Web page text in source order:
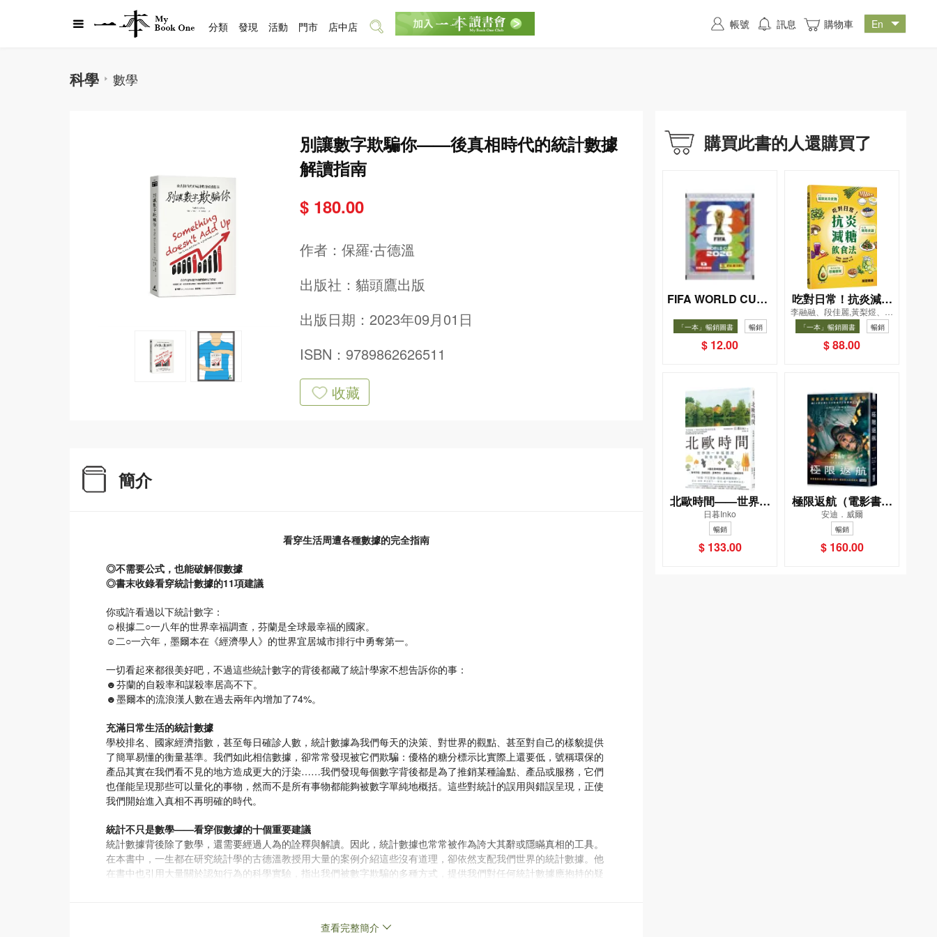
科學 數學
別讓數字欺騙你——後真相時代的統計數據
解讀指南
$ 180.00
作者： 保羅‧古德溫
出版社： 貓頭鷹出版
出版日期：2023年09月01日
ISBN：9789862626511
收藏
簡介
看穿生活周遭各種數據的完全指南
◎不需要公式，也能破解假數據
◎書末收錄看穿統計數據的11項建議
你或許看過以下統計數字：
☺根據二○一八年的世界幸福調查，芬蘭是全球最幸福的國家。
☺二○一六年，墨爾本在《經濟學人》的世界宜居城市排行中勇奪第一。
一切看起來都很美好吧，不過這些統計數字的背後都藏了統計學家不想告訴你的事：
☻芬蘭的自殺率和謀殺率居高不下。
☻墨爾本的流浪漢人數在過去兩年內增加了74%。
充滿日常生活的統計數據
學校排名、國家經濟指數，甚至每日確診人數，統計數據為我們每天的決策、對世界的觀點、甚至對自己的樣貌提供
了簡單易懂的衡量基準。我們如此相信數據，卻常常發現被它們欺騙：優格的糖分標示比實際上還要低，號稱環保的
產品其實在我們看不見的地方造成更大的汙染……我們發現每個數字背後都是為了推銷某種論點、產品或服務，它們
也僅能呈現那些可以量化的事物，然而不是所有事物都能夠被數字單純地概括。這些對統計的誤用與錯誤呈現，正使
我們開始進入真相不再明確的時代。
統計不只是數學——看穿假數據的十個重要建議
統計數據背後除了數學，還需要經過人為的詮釋與解讀。因此，統計數據也常常被作為誇大其辭或隱瞞真相的工具。
在本書中，一生都在研究統計學的古德溫教授用大量的案例介紹這些沒有道理，卻依然支配我們世界的統計數據。他
在書中也引用大量關於認知行為的科學實驗，指出我們被數字欺騙的多種方式，提供我們對任何統計數據應抱持的疑
中有那些數據被捨棄了？要得到統計資料，背後的調查是怎麼進行的？對整體有代表性嗎？取樣的範圍會不會太小？
查看完整簡介
購買此書的人還購買了
FIFA WORLD CUP 2
貼紙包）
「一本」暢銷圖書 暢銷
$ 12.00
吃對日常！抗炎減糖
飲食法
李融融、段佳麗,黃梨煜、顧
凱辰
「一本」暢銷圖書 暢銷
$ 88.00
北歐時間——世界第
一幸福國度教會我的
事
日暮Inko
暢銷
$ 133.00
極限返航（電影書衣
典藏版）（獨家收錄
作者訪談）
安迪．威爾
暢銷
$ 160.00
分類 發現 活動 門市 店中店 帳號 訊息 購物車